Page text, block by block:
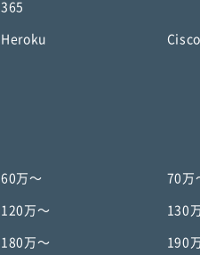
365
Heroku Cisco
60万〜 70万
120万〜 130
180万〜 190